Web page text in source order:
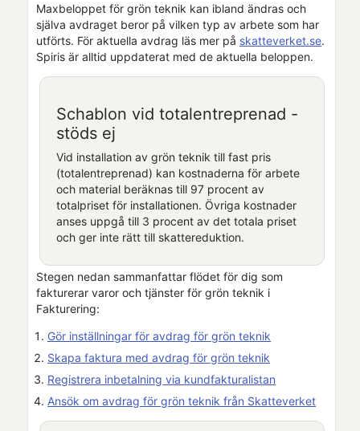
Maxbeloppet för grön teknik kan ibland ändras och
själva avdraget beror på vilken typ av arbete som har
utförts. För aktuella avdrag läs mer på skatteverket.se.
Spiris är alltid uppdaterat med de aktuella beloppen.
Schablon vid totalentreprenad -
stöds ej
Vid installation av grön teknik till fast pris
(totalentreprenad) kan kostnaderna för arbete
och material beräknas till 97 procent av
totalpriset för installationen. Övriga kostnader
anses uppgå till 3 procent av det totala priset
och ger inte rätt till skattereduktion.
Stegen nedan sammanfattar flödet för dig som
fakturerar varor och tjänster för grön teknik i
Fakturering:
Gör inställningar för avdrag för grön teknik
Skapa faktura med avdrag för grön teknik
Registrera inbetalning via kundfakturalistan
Ansök om avdrag för grön teknik från Skatteverket